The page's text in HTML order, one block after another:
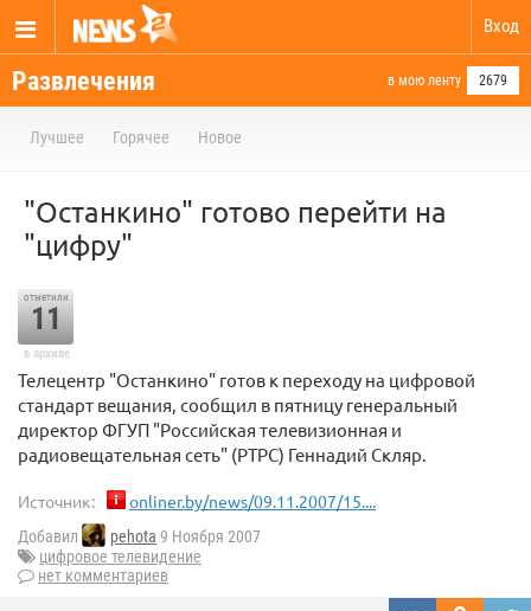
Вход
Развлечения в мою ленту 2679
Лучшее Горячее Новое
"Останкино" готово перейти на
"цифру"
отметили
11
в архиве
Телецентр "Останкино" готов к переходу на цифровой
стандарт вещания, сообщил в пятницу генеральный
директор ФГУП "Российская телевизионная и
радиовещательная сеть" (РТРС) Геннадий Скляр.
Источник: onliner.by/news/09.11.2007/15....
Добавил pehota 9 Ноября 2007
цифровое телевидение
нет комментариев